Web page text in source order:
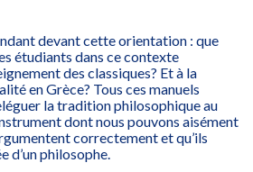
devant cette orientation : que
étudiants dans ce contexte
des classiques? Et à la
en Grèce? Tous ces manuels
la tradition philosophique au
dont nous pouvons aisément
correctement et qu’ils
d’un philosophe.